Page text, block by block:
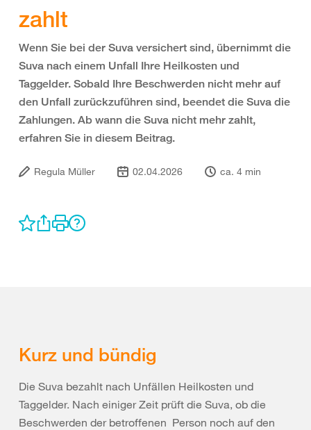
zahlt
Wenn Sie bei der Suva versichert sind, übernimmt die
Suva nach einem Unfall Ihre Heilkosten und
Taggelder. Sobald Ihre Beschwerden nicht mehr auf
den Unfall zurückzuführen sind, beendet die Suva die
Zahlungen. Ab wann die Suva nicht mehr zahlt,
erfahren Sie in diesem Beitrag.
Regula Müller 02.04.2026 ca. 4 min
Kurz und bündig
Die Suva bezahlt nach Unfällen Heilkosten und
Taggelder. Nach einiger Zeit prüft die Suva, ob die
Beschwerden der betroffenen Person noch auf den